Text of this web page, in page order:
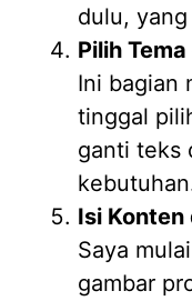
dulu,
Pilih
Ini bagian
tinggal
ganti teks
Isi
Saya
gambar